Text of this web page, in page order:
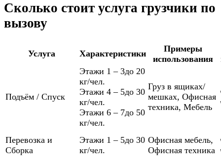
Сколько стоит услуга грузчики по
вызову
Услуга Характеристики
Примеры
использования
Подъём / Спуск
Этажи 1 – 3до 20
кг/чел.
Этажи 4 – 5до 30
кг/чел.
Этажи 6 – 7до 50
кг/чел.
Груз в ящиках/
мешках, Офисная
техника, Мебель
Перевозка и
Сборка
Этажи 1 – 5до 30
кг/чел.
Офисная мебель,
Офисная техника